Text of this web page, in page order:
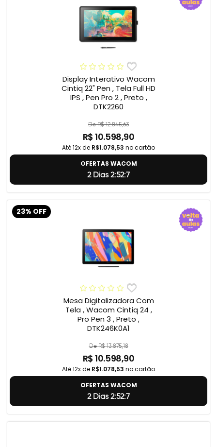
Display Interativo Wacom
Cintiq 22" Pen , Tela Full HD
IPS , Pen Pro 2 , Preto ,
DTK2260
De R$ 12.845,63
R$ 10.598,90
Até 12x de R$1.078,53 no cartão
OFERTAS WACOM
2 Dias 2:52:6
23% OFF
Mesa Digitalizadora Com
Tela , Wacom Cintiq 24 ,
Pro Pen 3 , Preto ,
DTK246K0A1
De R$ 13.875,18
R$ 10.598,90
Até 12x de R$1.078,53 no cartão
OFERTAS WACOM
2 Dias 2:52:6